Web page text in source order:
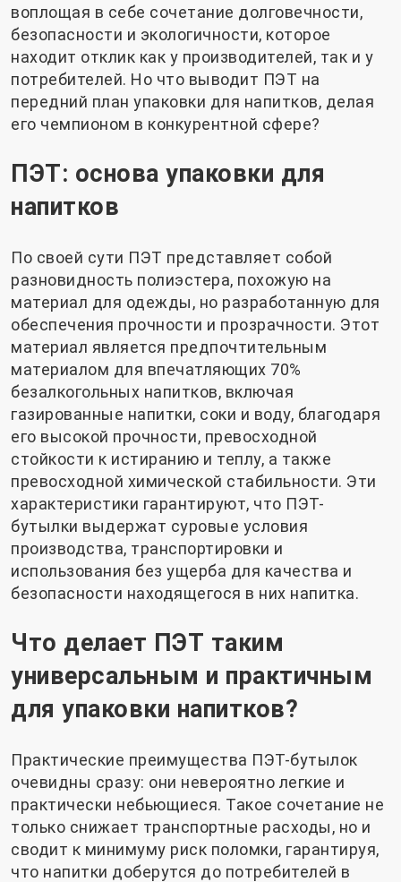
воплощая в себе сочетание долговечности,
безопасности и экологичности, которое
находит отклик как у производителей, так и у
потребителей. Но что выводит ПЭТ на
передний план упаковки для напитков, делая
его чемпионом в конкурентной сфере?
ПЭТ: основа упаковки для
напитков
По своей сути ПЭТ представляет собой
разновидность полиэстера, похожую на
материал для одежды, но разработанную для
обеспечения прочности и прозрачности. Этот
материал является предпочтительным
материалом для впечатляющих 70%
безалкогольных напитков, включая
газированные напитки, соки и воду, благодаря
его высокой прочности, превосходной
стойкости к истиранию и теплу, а также
превосходной химической стабильности. Эти
характеристики гарантируют, что ПЭТ-
бутылки выдержат суровые условия
производства, транспортировки и
использования без ущерба для качества и
безопасности находящегося в них напитка.
Что делает ПЭТ таким
универсальным и практичным
для упаковки напитков?
Практические преимущества ПЭТ-бутылок
очевидны сразу: они невероятно легкие и
практически небьющиеся. Такое сочетание не
только снижает транспортные расходы, но и
сводит к минимуму риск поломки, гарантируя,
что напитки доберутся до потребителей в